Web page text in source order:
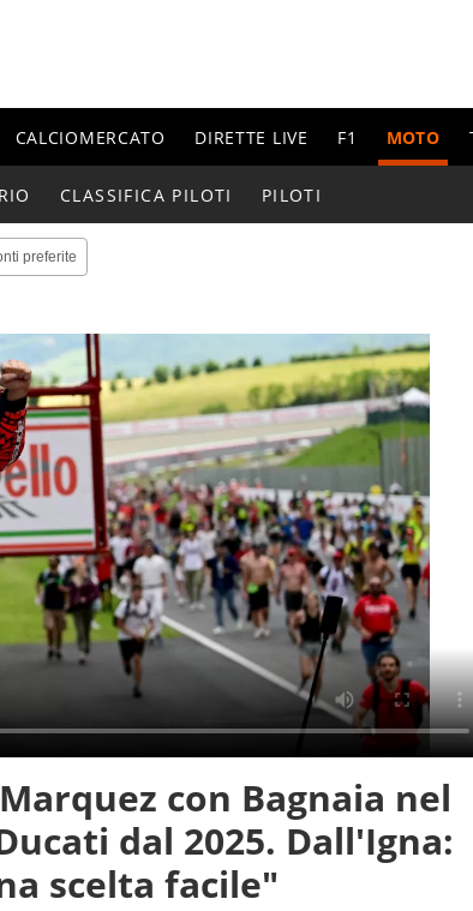
CALCIOMERCATO DIRETTE LIVE F1 MOTO
CLASSIFICA PILOTI PILOTI
preferite
con Bagnaia nel
dal 2025. Dall'Igna:
scelta facile"